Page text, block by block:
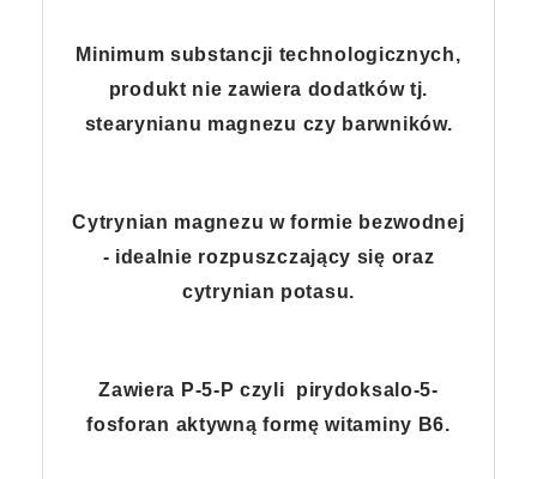
Minimum substancji technologicznych,
produkt nie zawiera dodatków tj.
stearynianu magnezu czy barwników.
Cytrynian magnezu w formie bezwodnej
- idealnie rozpuszczający się oraz
cytrynian potasu.
Zawiera P-5-P czyli pirydoksalo-5-
fosforan aktywną formę witaminy B6.